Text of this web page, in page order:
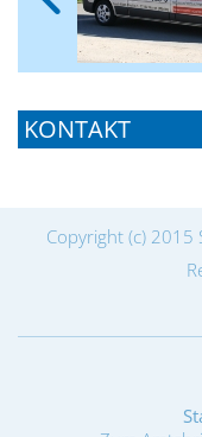
KONTAKT
Copyright (c) 2015